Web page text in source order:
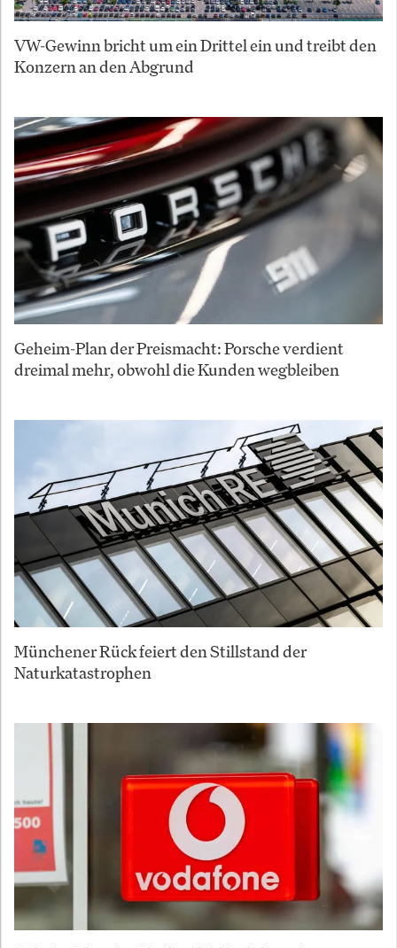
VW-Gewinn bricht um ein Drittel ein und treibt den
Konzern an den Abgrund
Geheim-Plan der Preismacht: Porsche verdient
dreimal mehr, obwohl die Kunden wegbleiben
Münchener Rück feiert den Stillstand der
Naturkatastrophen